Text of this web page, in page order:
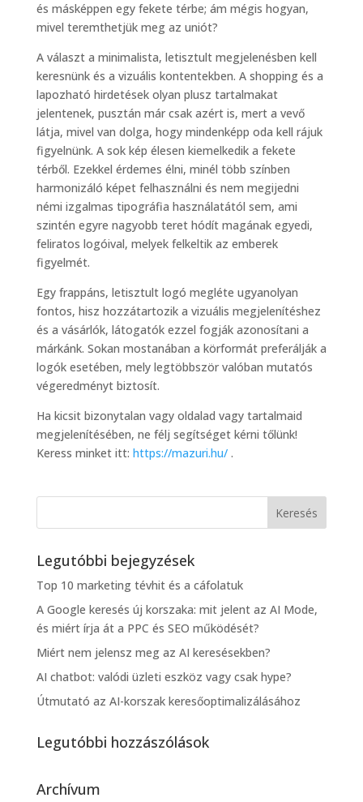
és másképpen egy fekete térbe; ám mégis hogyan,
mivel teremthetjük meg az uniót?
A választ a minimalista, letisztult megjelenésben kell
keresnünk és a vizuális kontentekben. A shopping és a
lapozható hirdetések olyan plusz tartalmakat
jelentenek, pusztán már csak azért is, mert a vevő
látja, mivel van dolga, hogy mindenképp oda kell rájuk
figyelnünk. A sok kép élesen kiemelkedik a fekete
térből. Ezekkel érdemes élni, minél több színben
harmonizáló képet felhasználni és nem megijedni
némi izgalmas tipográfia használatától sem, ami
szintén egyre nagyobb teret hódít magának egyedi,
feliratos logóival, melyek felkeltik az emberek
figyelmét.
Egy frappáns, letisztult logó megléte ugyanolyan
fontos, hisz hozzátartozik a vizuális megjelenítéshez
és a vásárlók, látogatók ezzel fogják azonosítani a
márkánk. Sokan mostanában a körformát preferálják a
logók esetében, mely legtöbbször valóban mutatós
végeredményt biztosít.
Ha kicsit bizonytalan vagy oldalad vagy tartalmaid
megjelenítésében, ne félj segítséget kérni tőlünk!
Keress minket itt: https://mazuri.hu/.
Legutóbbi bejegyzések
Top 10 marketing tévhit és a cáfolatuk
A Google keresés új korszaka: mit jelent az AI Mode,
és miért írja át a PPC és SEO működését?
Miért nem jelensz meg az AI keresésekben?
AI chatbot: valódi üzleti eszköz vagy csak hype?
Útmutató az AI-korszak keresőoptimalizálásához
Legutóbbi hozzászólások
Archívum